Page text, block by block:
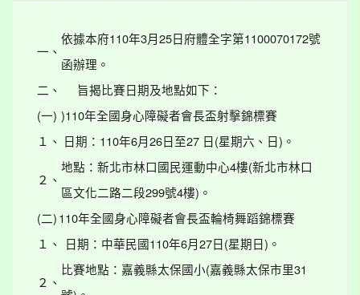
一、
依據本府110年3月25日府體全字第1100070172號
函辦理。
二、
旨揭比賽日期及地點如下：
(一) )110年全國身心障礙者會長盃射擊錦標賽
１、 日期：110年6月26日至27 日(星期六、日)。
２、
地點：新北市林口國民運動中心4樓(新北市林口
區文化二路二段299號4樓)。
(二)110年全國身心障礙者會長盃輪椅舞蹈錦標賽
１、 日期：中華民國110年6月27日(星期日)。
２、
比賽地點：嘉義縣太保國小(嘉義縣太保市里31